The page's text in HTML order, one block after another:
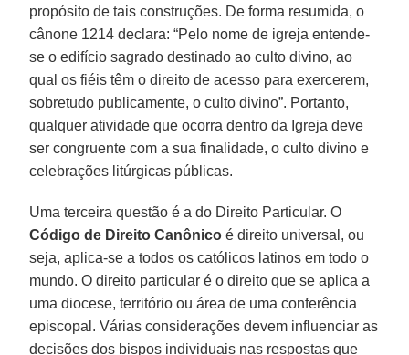
propósito de tais construções. De forma resumida, o
cânone 1214 declara: “Pelo nome de igreja entende-
se o edifício sagrado destinado ao culto divino, ao
qual os fiéis têm o direito de acesso para exercerem,
sobretudo publicamente, o culto divino”. Portanto,
qualquer atividade que ocorra dentro da Igreja deve
ser congruente com a sua finalidade, o culto divino e
celebrações litúrgicas públicas.
Uma terceira questão é a do Direito Particular. O
Código de Direito Canônico é direito universal, ou
seja, aplica-se a todos os católicos latinos em todo o
mundo. O direito particular é o direito que se aplica a
uma diocese, território ou área de uma conferência
episcopal. Várias considerações devem influenciar as
decisões dos bispos individuais nas respostas que